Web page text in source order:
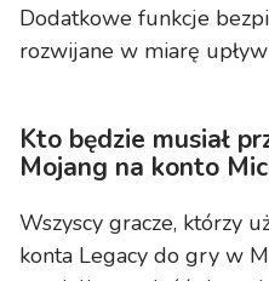
Dodatkowe funkcje
rozwijane w miarę
Kto będzie musiał
Mojang na konto
Wszyscy gracze, którzy
konta Legacy do gry w